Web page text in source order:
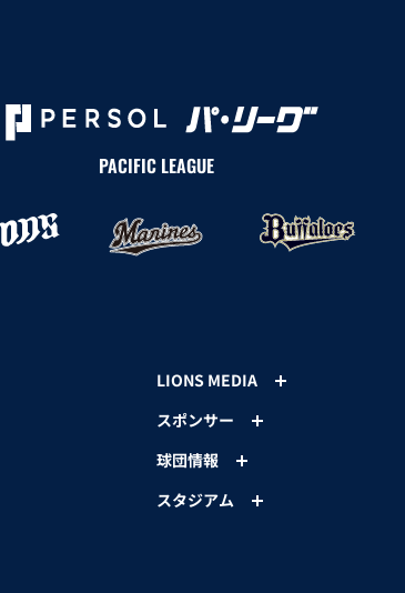
PACIFIC LEAGUE
LIONS MEDIA
スポンサー
球団情報
スタジアム